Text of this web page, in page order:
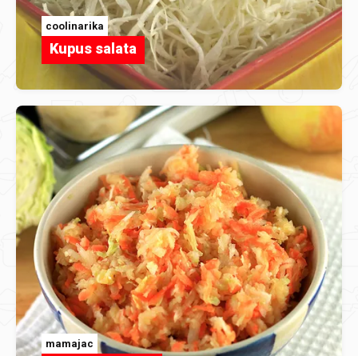
coolinarika
Kupus salata
mamajac